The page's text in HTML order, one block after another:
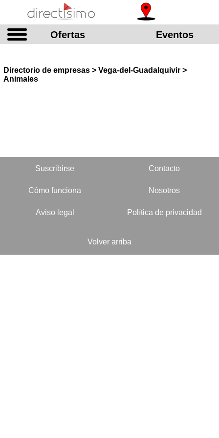
Ofertas Eventos
Directorio de empresas > Vega-del-Guadalquivir >
Animales
Suscribirse Contacto
Cómo funciona Nosotros
Aviso legal Política de privacidad
Volver arriba